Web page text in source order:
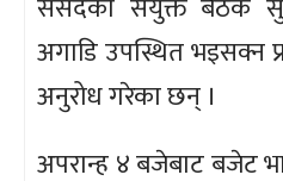
अगाडि उपस्थित भइसक्न
अनुरोध गरेका छन् ।
अपरान्ह ४ बजेबाट बजेट